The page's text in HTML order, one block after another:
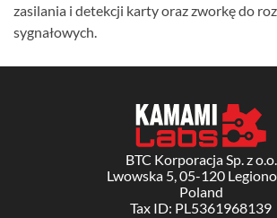
zasilania i detekcji karty oraz zworkę do
sygnałowych.
BTC Korporacja Sp. z o.o.
Lwowska 5, 05-120
Poland
Tax ID: PL5361968139